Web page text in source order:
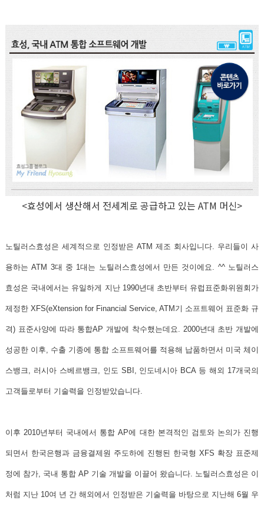
<효성에서 생산해서 전세계로 공급하고 있는 ATM 머신>
노틸러스효성은 세계적으로 인정받은 ATM 제조 회사입니다. 우리들이 사
용하는 ATM 3대 중 1대는 노틸러스효성에서 만든 것이에요. ^^ 노틸러스
효성은 국내에서는 유일하게 지난 1990년대 초반부터 유럽표준화위원회가
제정한 XFS(eXtension for Financial Service, ATM기 소프트웨어 표준화 규
격) 표준사양에 따라 통합AP 개발에 착수했는데요. 2000년대 초반 개발에
성공한 이후, 수출 기종에 통합 소프트웨어를 적용해 납품하면서 미국 체이
스뱅크, 러시아 스베르뱅크, 인도 SBI, 인도네시아 BCA 등 해외 17개국의
고객들로부터 기술력을 인정받았습니다.
이후 2010년부터 국내에서 통합 AP에 대한 본격적인 검토와 논의가 진행
되면서 한국은행과 금융결제원 주도하에 진행된 한국형 XFS 확장 표준제
정에 참가, 국내 통합 AP 기술 개발을 이끌어 왔습니다. 노틸러스효성은 이
처럼 지난 10여 년 간 해외에서 인정받은 기술력을 바탕으로 지난해 6월 우